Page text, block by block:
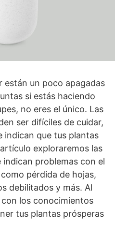
están un poco apagadas
si estás haciendo
no eres el único. Las
ser difíciles de cuidar,
indican que tus plantas
exploraremos las
indican problemas con el
pérdida de hojas,
debilitados y más. Al
los conocimientos
tus plantas prósperas